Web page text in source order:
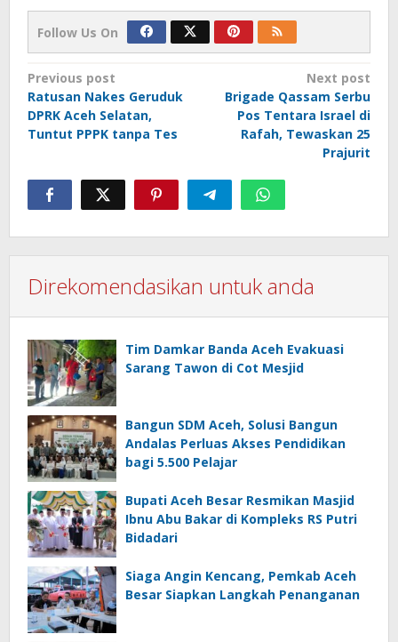
Follow Us On
Post
navigation
Previous post
Ratusan Nakes Geruduk
DPRK Aceh Selatan,
Tuntut PPPK tanpa Tes
Next post
Brigade Qassam Serbu
Pos Tentara Israel di
Rafah, Tewaskan 25
Prajurit
Direkomendasikan untuk anda
Tim Damkar Banda Aceh Evakuasi
Sarang Tawon di Cot Mesjid
Bangun SDM Aceh, Solusi Bangun
Andalas Perluas Akses Pendidikan
bagi 5.500 Pelajar
Bupati Aceh Besar Resmikan Masjid
Ibnu Abu Bakar di Kompleks RS Putri
Bidadari
Siaga Angin Kencang, Pemkab Aceh
Besar Siapkan Langkah Penanganan